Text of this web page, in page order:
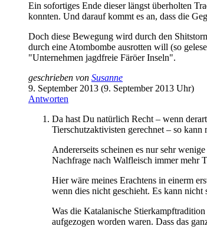
Ein sofortiges Ende dieser längst überholten
konnten. Und darauf kommt es an, dass die
Doch diese Bewegung wird durch den
durch eine Atombombe ausrotten will (so
"Unternehmen jagdfreie Färöer Inseln".
geschrieben von Susanne
9. September 2013 (9. September 2013 Uhr)
Antworten
Da hast Du natürlich Recht – wenn
Tierschutzaktivisten gerechnet – so kann
Andererseits scheinen es nur sehr
Nachfrage nach Walfleisch immer mehr
Hier wäre meines Erachtens in einerm
wenn dies nicht geschieht. Es kann
Was die Katalanische
aufgezogen worden waren. Dass das